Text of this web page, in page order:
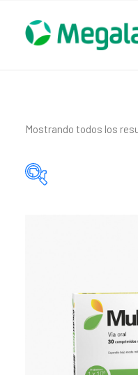
MEGASALUD
TRABAJAR EN MEGALABS
SEARCH
Mostrando todos los